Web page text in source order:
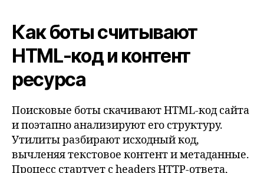
Как боты считывают
HTML‑код и контент
ресурса
Поисковые боты скачивают HTML-код сайта
и поэтапно анализируют его структуру.
Утилиты разбирают исходный код,
вычленяя текстовое контент и метаданные.
Процесс стартует с headers HTTP-ответа,